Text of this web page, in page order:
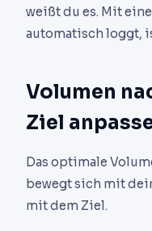
weißt du es. Mit
automatisch loggt,
Volumen
Ziel
Das optimale
bewegt sich mit
mit dem Ziel.